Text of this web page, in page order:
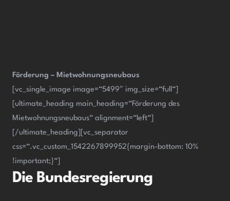
Förderung – Mietwohnungsneubaus
[vc_single_image image=“5499″ img_size=“full“]
[ultimate_heading main_heading=“Förderung des
Mietwohnungsneubaus“ alignment=“left“]
[/ultimate_heading][vc_separator
css=“.vc_custom_1542267899952{margin-bottom: 10%
!important;}“]
Die Bundesregierung